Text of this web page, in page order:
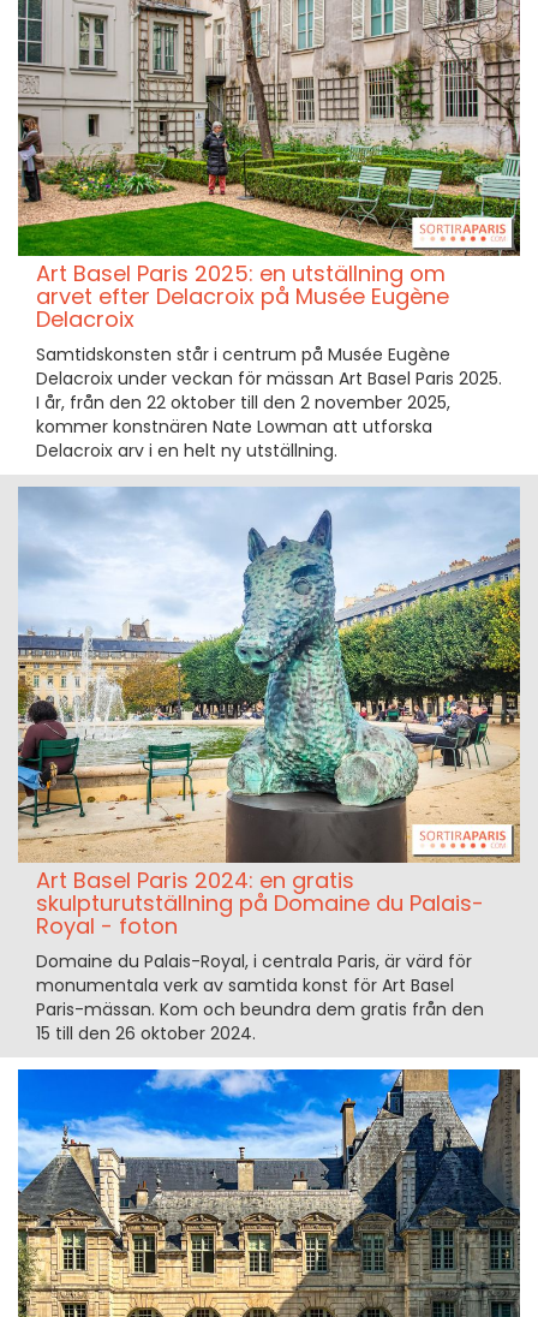
Art Basel Paris 2025: en utställning om
arvet efter Delacroix på Musée Eugène
Delacroix
Samtidskonsten står i centrum på Musée Eugène
Delacroix under veckan för mässan Art Basel Paris 2025.
I år, från den 22 oktober till den 2 november 2025,
kommer konstnären Nate Lowman att utforska
Delacroix arv i en helt ny utställning.
Art Basel Paris 2024: en gratis
skulpturutställning på Domaine du Palais-
Royal - foton
Domaine du Palais-Royal, i centrala Paris, är värd för
monumentala verk av samtida konst för Art Basel
Paris-mässan. Kom och beundra dem gratis från den
15 till den 26 oktober 2024.